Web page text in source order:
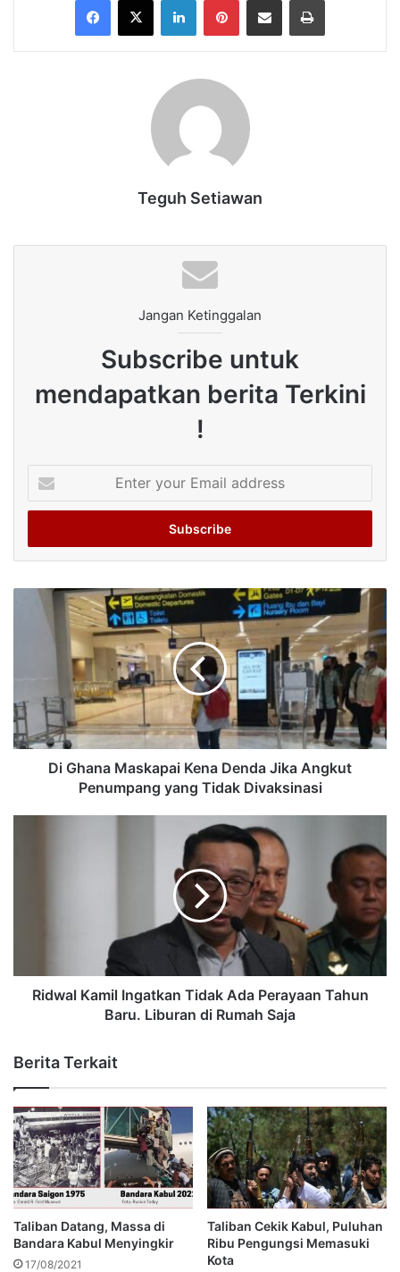
Teguh Setiawan
Jangan Ketinggalan
Subscribe untuk
mendapatkan berita Terkini
!
your
Email
Di Ghana Maskapai Kena Denda Jika Angkut
Penumpang yang Tidak Divaksinasi
Ridwal Kamil Ingatkan Tidak Ada Perayaan Tahun
Baru. Liburan di Rumah Saja
Berita Terkait
Taliban Datang, Massa di
Bandara Kabul Menyingkir
17/08/2021
Taliban Cekik Kabul, Puluhan
Ribu Pengungsi Memasuki
Kota